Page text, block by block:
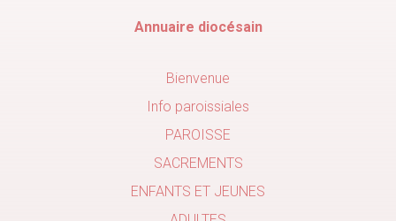
Annuaire diocésain
Bienvenue
Info paroissiales
PAROISSE
SACREMENTS
ENFANTS ET JEUNES